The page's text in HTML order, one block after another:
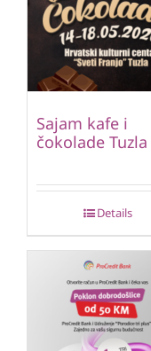
Sajam kafe i
čokolade Tuzla
Details